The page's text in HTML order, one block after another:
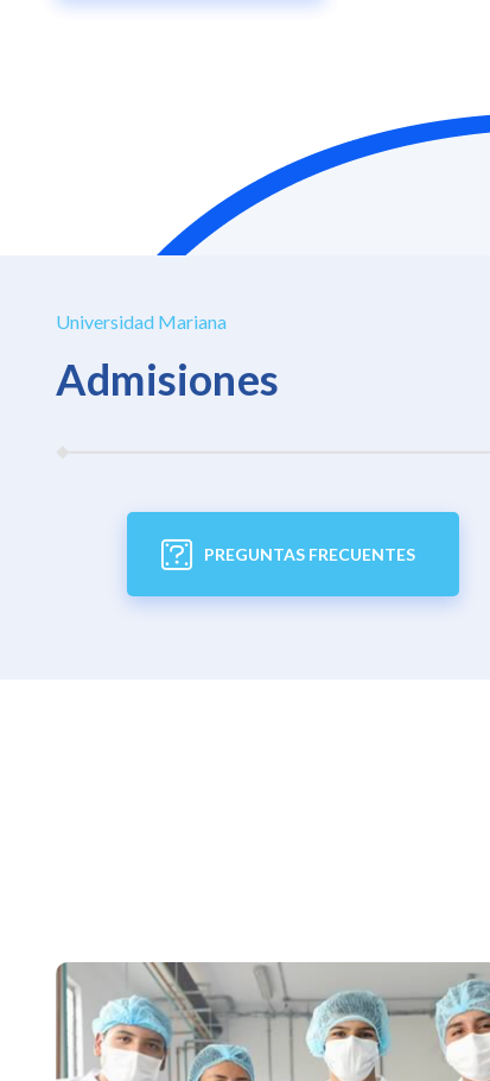
Universidad Mariana
Admisiones
PREGUNTAS FRECUENTES
línea